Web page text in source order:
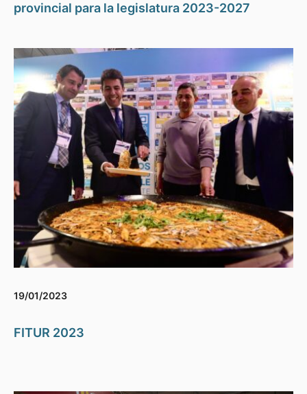
provincial para la legislatura 2023-2027
19/01/2023
FITUR 2023